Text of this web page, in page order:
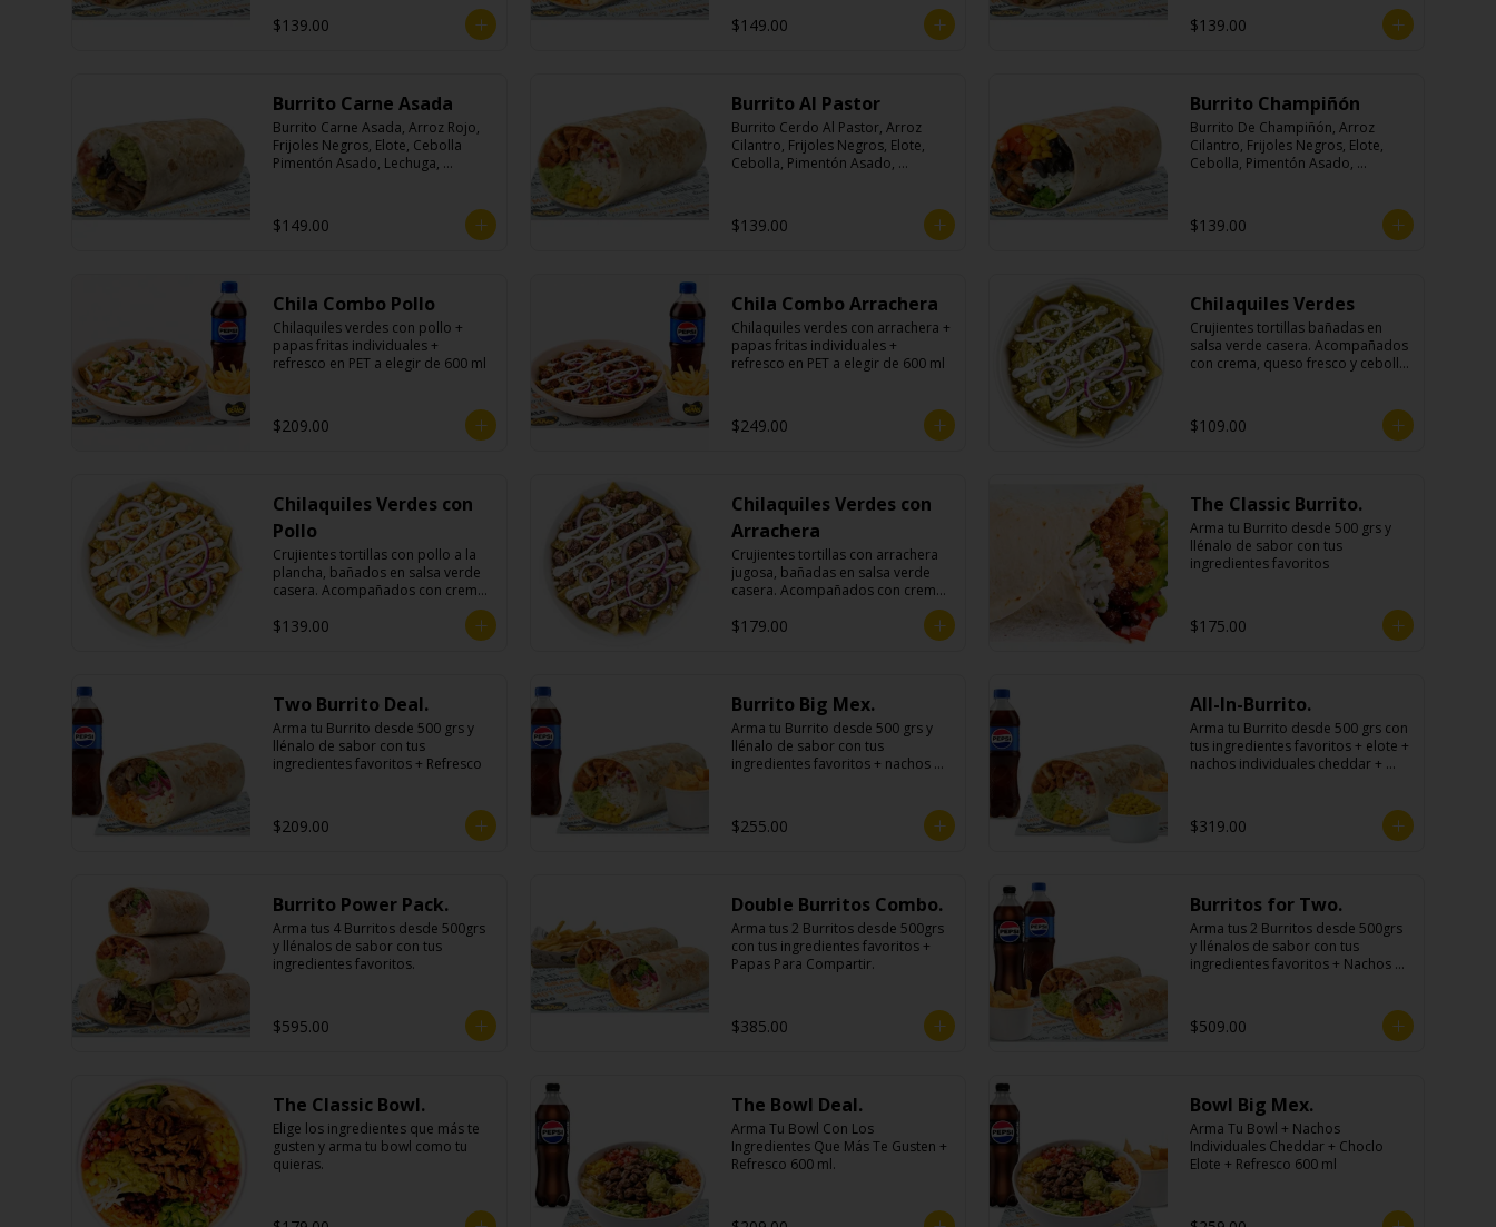
$139.00 $149.00
Crema Ácida.
$139.00
Burrito Carne Asada
Burrito Carne Asada, Arroz Rojo,
Frijoles Negros, Elote, Cebolla
Pimentón Asado, Lechuga,
$149.00
Burrito Al Pastor
Burrito Cerdo Al Pastor, Arroz
Cilantro, Frijoles Negros, Elote,
Cebolla, Pimentón Asado,
$139.00
Burrito Champiñón
Burrito De Champiñón, Arroz
Cilantro, Frijoles Negros, Elote,
Cebolla, Pimentón Asado,
$139.00
Chila Combo Pollo
Chilaquiles verdes con pollo +
papas fritas individuales +
refresco en PET a elegir de 600 ml
$209.00
Chila Combo Arrachera
Chilaquiles verdes con arrachera +
papas fritas individuales +
refresco en PET a elegir de 600 ml
$249.00
Chilaquiles Verdes
Crujientes tortillas bañadas en
salsa verde casera. Acompañados
con crema, queso fresco y cebolla
$109.00
Chilaquiles Verdes con
Pollo
Crujientes tortillas con pollo a la
plancha, bañados en salsa verde
casera. Acompañados con crema,
queso fresco y cebolla morada.
$139.00
Chilaquiles Verdes con
Arrachera
Crujientes tortillas con arrachera
jugosa, bañadas en salsa verde
casera. Acompañados con crema,
queso fresco y cebolla morada.
$179.00
The Classic Burrito.
Arma tu Burrito desde 500 grs y
llénalo de sabor con tus
ingredientes favoritos
$175.00
Two Burrito Deal.
Arma tu Burrito desde 500 grs y
llénalo de sabor con tus
ingredientes favoritos + Refresco
$209.00
Burrito Big Mex.
Arma tu Burrito desde 500 grs y
llénalo de sabor con tus
ingredientes favoritos + nachos
$255.00
All-In-Burrito.
Arma tu Burrito desde 500 grs con
tus ingredientes favoritos + elote +
nachos individuales cheddar +
$319.00
Burrito Power Pack.
Arma tus 4 Burritos desde 500grs
y llénalos de sabor con tus
ingredientes favoritos.
$595.00
Double Burritos Combo.
Arma tus 2 Burritos desde 500grs
con tus ingredientes favoritos +
Papas Para Compartir.
$385.00
Burritos for Two.
Arma tus 2 Burritos desde 500grs
y llénalos de sabor con tus
ingredientes favoritos + Nachos
$509.00
The Classic Bowl.
Elige los ingredientes que más te
gusten y arma tu bowl como tu
quieras.
The Bowl Deal.
Arma Tu Bowl Con Los
Ingredientes Que Más Te Gusten +
Refresco 600 ml.
Bowl Big Mex.
Arma Tu Bowl + Nachos
Individuales Cheddar + Choclo
Elote + Refresco 600 ml